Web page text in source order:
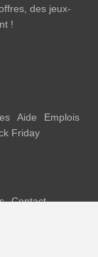
des jeux-
!
Aide
Emplois
Friday
Contact